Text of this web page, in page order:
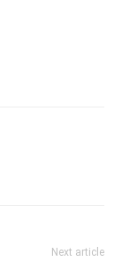
Next article